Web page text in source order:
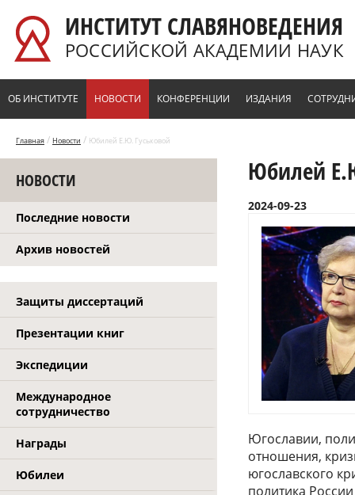
ИНСТИТУТ СЛАВЯНОВЕДЕНИЯ
РОССИЙСКОЙ АКАДЕМИИ НАУК
ОБ ИНСТИТУТЕ НОВОСТИ КОНФЕРЕНЦИИ ИЗДАНИЯ
Главная / Новости / Юбилей Е.Ю. Гуськовой
НОВОСТИ
Последние новости
Архив новостей
Защиты диссертаций
Презентации книг
Экспедиции
Международное
сотрудничество
Награды
Юбилеи
Юбилей
2024-09-23
Югославии,
отношения,
югославского
политика